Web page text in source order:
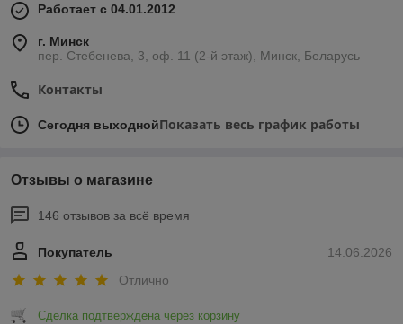
Работает с 04.01.2012
г. Минск
пер. Стебенева, 3, оф. 11 (2-й этаж), Минск, Беларусь
Контакты
Сегодня выходнойПоказать весь график работы
Отзывы о магазине
146 отзывов за всё время
14.06.2026
Покупатель
Отлично
Сделка подтверждена через корзину